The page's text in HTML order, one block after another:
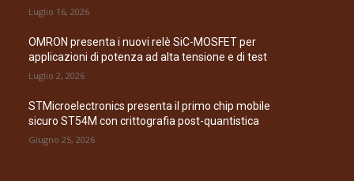
Luglio 16, 2026
OMRON presenta i nuovi relè SiC-MOSFET per
applicazioni di potenza ad alta tensione e di test
Luglio 2, 2026
STMicroelectronics presenta il primo chip mobile
sicuro ST54M con crittografia post-quantistica
Giugno 25, 2026